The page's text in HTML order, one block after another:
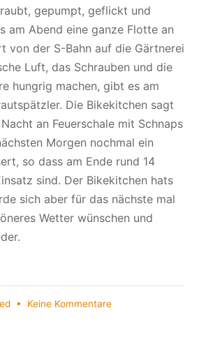
gepumpt, geflickt und
am Abend eine ganze Flotte an
von der S-Bahn auf die Gärtnerei
Luft, das Schrauben und die
hungrig machen, gibt es am
Die Bikekitchen sagt
an Feuerschale mit Schnaps
Morgen nochmal ein
so dass am Ende rund 14
sind. Der Bikekitchen hats
sich aber für das nächste mal
Wetter wünschen und
• Keine Kommentarezu